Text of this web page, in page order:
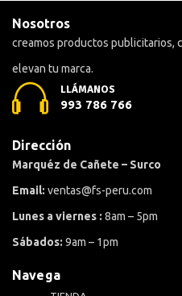
Nosotros
creamos productos publicitarios,
elevan tu marca.
LLÁMANOS
993 786 766
Dirección
Marquéz de Cañete – Surco
Email: ventas@fs-peru.com
Lunes a viernes : 8am – 5pm
Sábados: 9am – 1pm
Navega